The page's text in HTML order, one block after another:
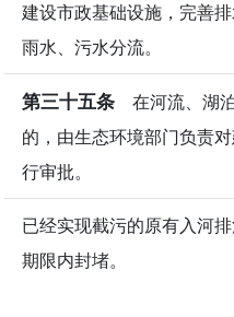
建设市政基础设施，完善
雨水、污水分流。
第三十五条 在河流、湖
的，由生态环境部门负责
行审批。
已经实现截污的原有入河
期限内封堵。